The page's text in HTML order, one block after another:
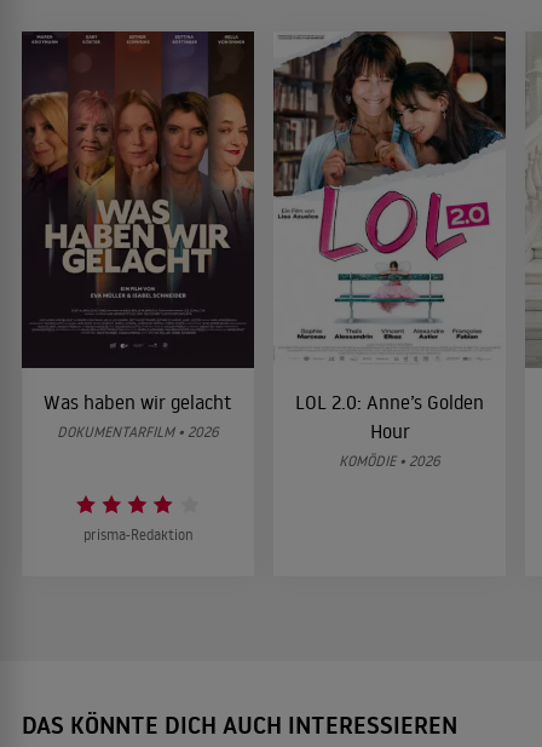
Was haben wir gelacht
DOKUMENTARFILM • 2026
prisma-Redaktion
LOL 2.0: Anne’s Golden
Hour
KOMÖDIE • 2026
DAS KÖNNTE DICH AUCH INTERESSIEREN